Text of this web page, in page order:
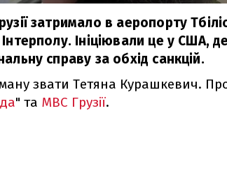
затримало в аеропорту
Ініціювали це у США,
справу за обхід санкцій.
звати Тетяна Курашкевич.
" та МВС Грузії.